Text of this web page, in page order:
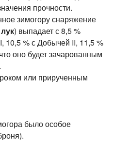
прочности.
зимогору снаряжение
лук) выпадает с 8,5 %
10,5 % с Добычей II, 11,5 %
оно будет зачарованным
или прирученным
было особое